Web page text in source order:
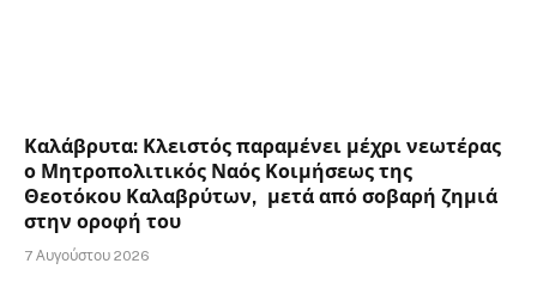
Καλάβρυτα: Κλειστός παραμένει μέχρι νεωτέρας
ο Μητροπολιτικός Ναός Κοιμήσεως της
Θεοτόκου Καλαβρύτων, μετά από σοβαρή ζημιά
στην οροφή του
7 Αυγούστου 2026